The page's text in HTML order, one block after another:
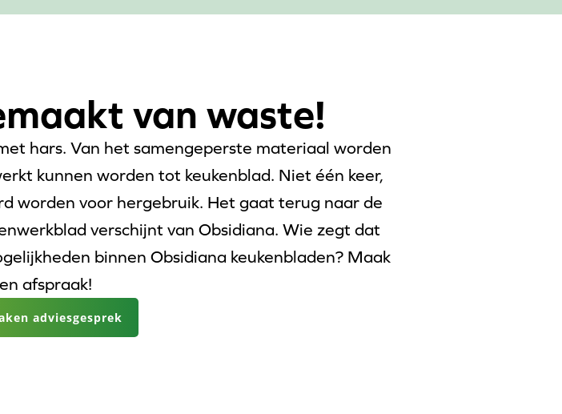
van waste!
hars. Van het samengeperste materiaal worden
kunnen worden tot keukenblad. Niet één keer,
worden voor hergebruik. Het gaat terug naar de
verschijnt van Obsidiana. Wie zegt dat
binnen Obsidiana keukenbladen? Maak
afspraak!
adviesgesprek